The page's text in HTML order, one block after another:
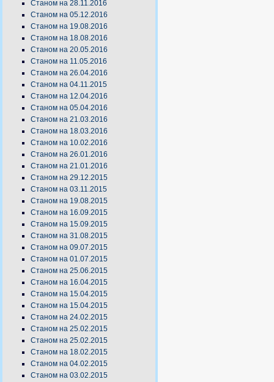
Станом на 28.11.2016
Станом на 05.12.2016
Станом на 19.08.2016
Станом на 18.08.2016
Станом на 20.05.2016
Станом на 11.05.2016
Станом на 26.04.2016
Станом на 04.11.2015
Станом на 12.04.2016
Станом на 05.04.2016
Станом на 21.03.2016
Станом на 18.03.2016
Станом на 10.02.2016
Станом на 26.01.2016
Станом на 21.01.2016
Станом на 29.12.2015
Станом на 03.11.2015
Станом на 19.08.2015
Станом на 16.09.2015
Станом на 15.09.2015
Станом на 31.08.2015
Станом на 09.07.2015
Станом на 01.07.2015
Станом на 25.06.2015
Станом на 16.04.2015
Станом на 15.04.2015
Станом на 15.04.2015
Станом на 24.02.2015
Станом на 25.02.2015
Станом на 25.02.2015
Станом на 18.02.2015
Станом на 04.02.2015
Станом на 03.02.2015